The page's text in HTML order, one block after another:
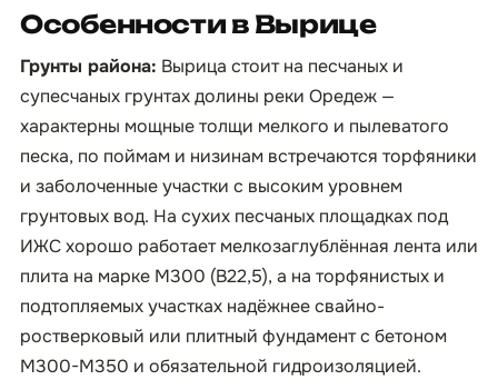
Особенности в Вырице
Грунты района: Вырица стоит на песчаных и
супесчаных грунтах долины реки Оредеж —
характерны мощные толщи мелкого и пылеватого
песка, по поймам и низинам встречаются торфяники
и заболоченные участки с высоким уровнем
грунтовых вод. На сухих песчаных площадках под
ИЖС хорошо работает мелкозаглублённая лента или
плита на марке М300 (B22,5), а на торфянистых и
подтопляемых участках надёжнее свайно-
ростверковый или плитный фундамент с бетоном
М300-М350 и обязательной гидроизоляцией.